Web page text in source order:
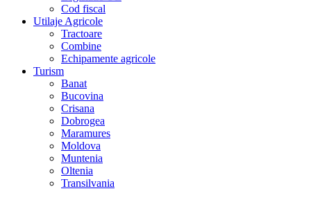
Cod fiscal
Utilaje Agricole
Tractoare
Combine
Echipamente agricole
Turism
Banat
Bucovina
Crisana
Dobrogea
Maramures
Moldova
Muntenia
Oltenia
Transilvania